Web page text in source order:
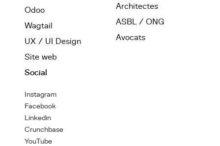
Odoo
Wagtail
UX / UI Design
Site web
Architectes
ASBL / ONG
Avocats
Social
Instagram
Facebook
Linkedin
Crunchbase
YouTube